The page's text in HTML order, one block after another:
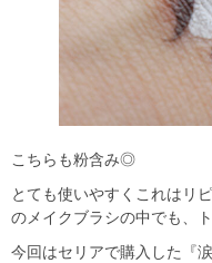
こちらも粉含み◎
とても使いやすくこれはリ
のメイクブラシの中でも、
今回はセリアで購入した『